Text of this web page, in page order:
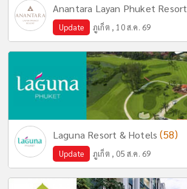
Anantara Layan Phuket Resort
Update ภูเก็ต , 10 ส.ค. 69
Laguna Resort & Hotels(58)
Update ภูเก็ต , 05 ส.ค. 69